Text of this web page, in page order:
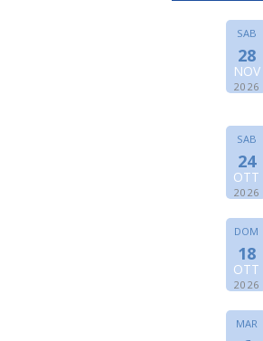
SAB
28
NOV
2026
SAB
24
OTT
2026
DOM
18
OTT
2026
MAR